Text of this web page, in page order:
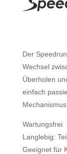
Der
Wechsel
Überholen
einfach
Wartungsfrei
Langlebig:
Geeignet für